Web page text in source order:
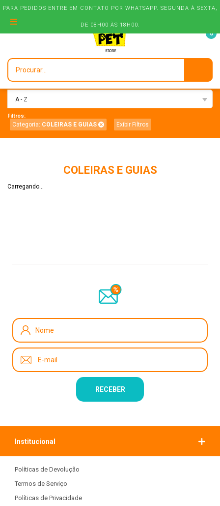
PARA PEDIDOS ENTRE EM CONTATO POR WHATSAPP. SEGUNDA À SEXTA,
DE 08H00 ÀS 18H00.
0
A - Z
Filtros:
Categoria: COLEIRAS E GUIAS Exibir Filtros
COLEIRAS E GUIAS
Carregando...
Institucional
Políticas de Devolução
Termos de Serviço
Políticas de Privacidade